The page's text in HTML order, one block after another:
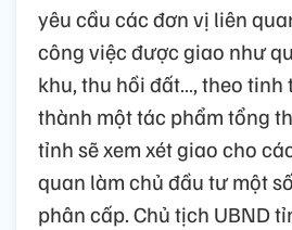
yêu cầu các đơn vị liên
công việc được giao như
khu, thu hồi đất…, theo tinh
thành một tác phẩm tổng
tỉnh sẽ xem xét giao cho
quan làm chủ đầu tư một
phân cấp. Chủ tịch UBND